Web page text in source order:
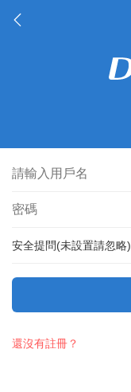
安全提問(未設置請忽略)
還沒有註冊？